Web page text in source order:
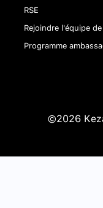
RSE
Rejoindre l'équipe
Programme
©2026